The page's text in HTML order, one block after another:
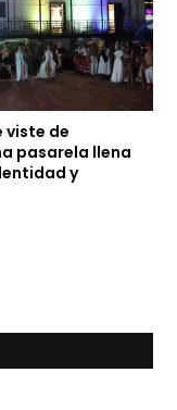
viste de
pasarela llena
y